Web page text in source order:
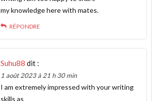
my knowledge here with mates.
RÉPONDRE
Suhu88 dit :
1 août 2023 à 21 h 30 min
I am extremely impressed with your writing
skills as